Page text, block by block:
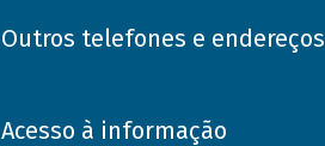
Outros telefones e endereços
Acesso à informação